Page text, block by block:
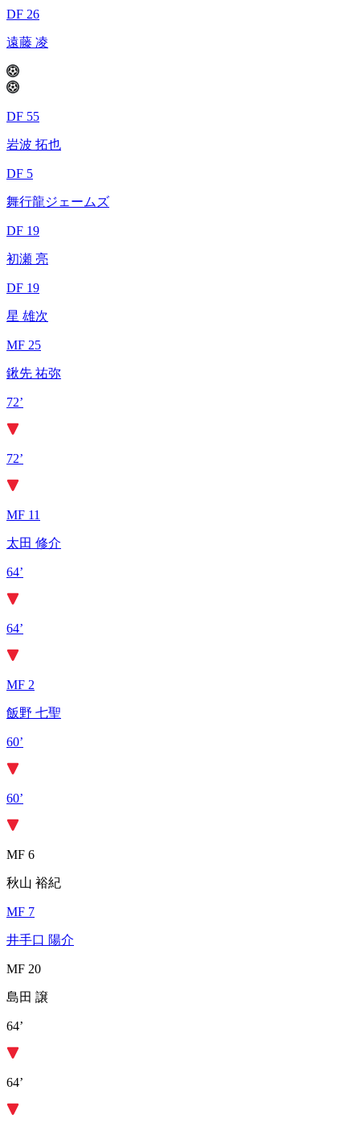
DF 26
遠藤 凌
DF 55
岩波 拓也
DF 5
舞行龍ジェームズ
DF 19
初瀬 亮
DF 19
星 雄次
MF 25
鍬先 祐弥
72’
72’
MF 11
太田 修介
64’
64’
MF 2
飯野 七聖
60’
60’
MF 6
秋山 裕紀
MF 7
井手口 陽介
MF 20
島田 譲
64’
64’